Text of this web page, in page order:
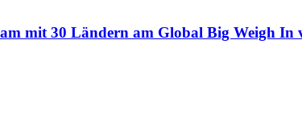
mit 30 Ländern am Global Big Weigh In